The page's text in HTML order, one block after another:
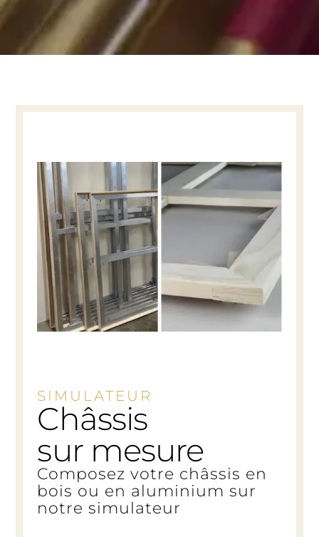
SIMULATEUR
Châssis
sur mesure
Composez votre châssis en
bois ou en aluminium sur
notre simulateur